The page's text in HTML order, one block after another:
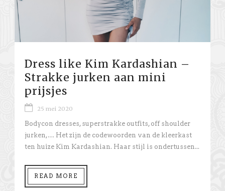
Dress like Kim Kardashian –
Strakke jurken aan mini
prijsjes
25 mei 2020
Bodycon dresses, superstrakke outfits, off shoulder
jurken,… Het zijn de codewoorden van de kleerkast
ten huize Kim Kardashian. Haar stijl is ondertussen...
READ MORE